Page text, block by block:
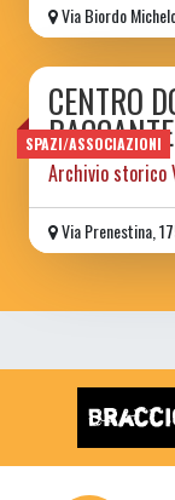
Via Biordo
SPAZI/ASSOCIAZIONI
CENTRO
BACCANTE
Archivio storico
Via Prenestina,